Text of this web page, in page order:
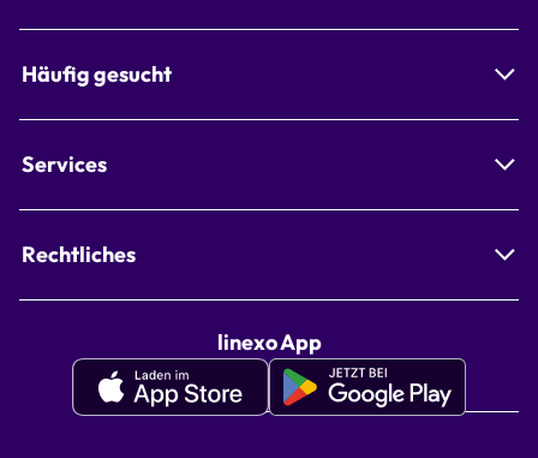
Häufig gesucht
Services
Rechtliches
linexo App
Apple
Google